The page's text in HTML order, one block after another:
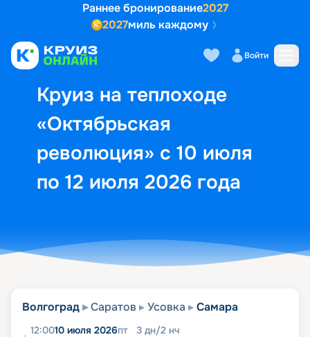
Раннее бронирование2027
2027миль каждому
Войти
Круиз на теплоходе
«Октябрьская
революция» с 10 июля
по 12 июля 2026 года
Выбор кают Маршрут и
Волгоград Саратов Усовка Самара
12:0010 июля 2026пт 3 дн/2 нч